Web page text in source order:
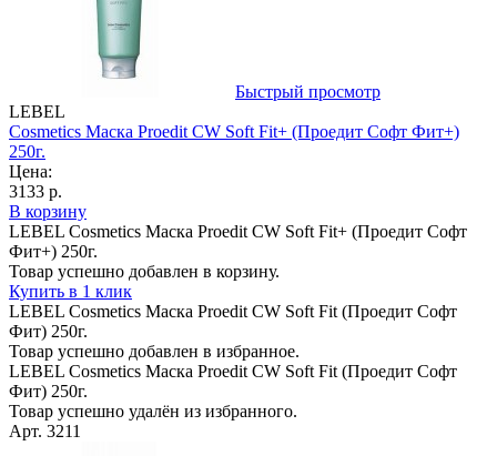
Быстрый просмотр
LEBEL
Cosmetics Маска Proedit CW Soft Fit+ (Проедит Софт Фит+)
250г.
Цена:
3133 р.
В корзину
LEBEL Cosmetics Маска Proedit CW Soft Fit+ (Проедит Софт
Фит+) 250г.
Товар успешно добавлен в корзину.
Купить в 1 клик
LEBEL Cosmetics Маска Proedit CW Soft Fit (Проедит Софт
Фит) 250г.
Товар успешно добавлен в избранное.
LEBEL Cosmetics Маска Proedit CW Soft Fit (Проедит Софт
Фит) 250г.
Товар успешно удалён из избранного.
Арт. 3211